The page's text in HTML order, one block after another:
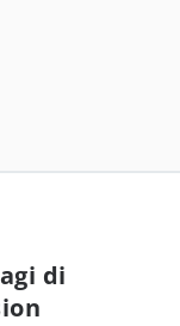
di